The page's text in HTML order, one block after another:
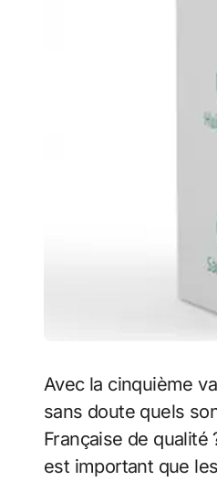
Avec la cinquième
sans doute quels
Française de qualité
est important que